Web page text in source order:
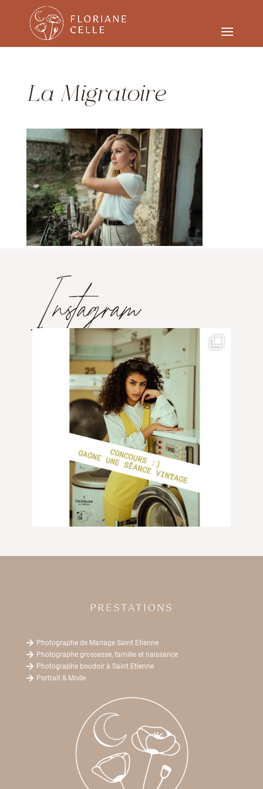
La Migratoire
Instagram
PRESTATIONS
 Photographe de Mariage Saint Etienne
 Photographe grossesse, famille et naissance
 Photographe boudoir à Saint Etienne
 Portrait & Mode